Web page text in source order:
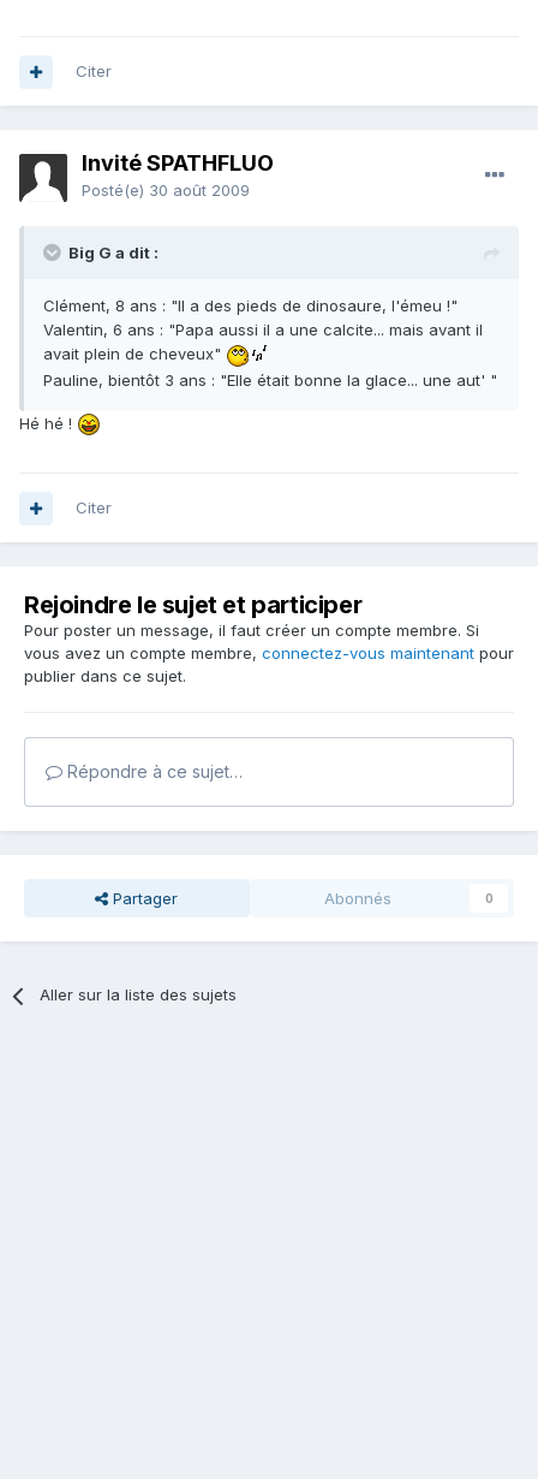
Citer
Invité SPATHFLUO
Posté(e) 30 août 2009
Big G a dit :
Clément, 8 ans : "Il a des pieds de dinosaure, l'émeu !"
Valentin, 6 ans : "Papa aussi il a une calcite... mais avant il
avait plein de cheveux"
Pauline, bientôt 3 ans : "Elle était bonne la glace... une aut' "
Hé hé !
Citer
Rejoindre le sujet et participer
Pour poster un message, il faut créer un compte membre. Si
vous avez un compte membre, connectez-vous maintenant pour
publier dans ce sujet.
Répondre à ce sujet…
Partager Abonnés 0
Aller sur la liste des sujets